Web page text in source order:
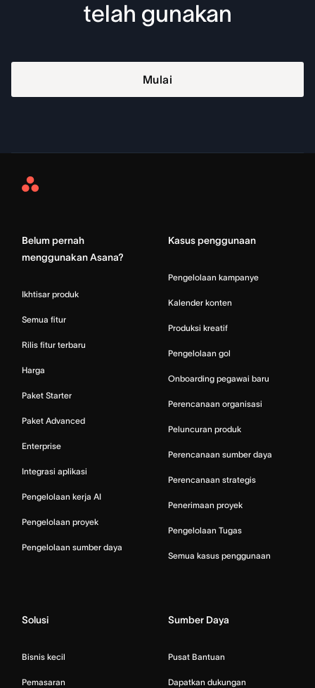
telah gunakan
Mulai
Asana
Belum pernah
menggunakan Asana?
Ikhtisar produk
Semua fitur
Rilis fitur terbaru
Harga
Paket Starter
Paket Advanced
Enterprise
Integrasi aplikasi
Pengelolaan kerja AI
Pengelolaan proyek
Pengelolaan sumber daya
Kasus penggunaan
Pengelolaan kampanye
Kalender konten
Produksi kreatif
Pengelolaan gol
Onboarding pegawai baru
Perencanaan organisasi
Peluncuran produk
Perencanaan sumber daya
Perencanaan strategis
Penerimaan proyek
Pengelolaan Tugas
Semua kasus penggunaan
Solusi
Bisnis kecil
Pemasaran
Sumber Daya
Pusat Bantuan
Dapatkan dukungan